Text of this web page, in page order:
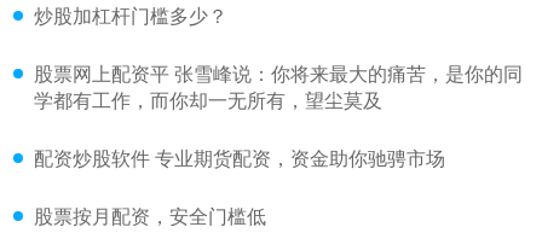
炒股加杠杆门槛多少？
股票网上配资平 张雪峰说：你将来最大的痛苦，是你的同
学都有工作，而你却一无所有，望尘莫及
配资炒股软件 专业期货配资，资金助你驰骋市场
股票按月配资，安全门槛低